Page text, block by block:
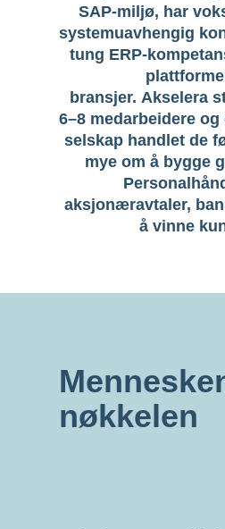
SAP-miljø, har
systemuavhengig
tung ERP-
bransjer. Akselera
6–8 medarbeidere og
selskap handlet de
mye om å bygge
aksjonæravtaler,
å vinne
nøkkelen